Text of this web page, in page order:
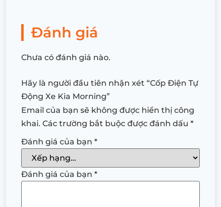
Đánh giá
Chưa có đánh giá nào.
Hãy là người đầu tiên nhận xét “Cốp Điện Tự
Động Xe Kia Morning”
Email của bạn sẽ không được hiển thị công
khai. Các trường bắt buộc được đánh dấu *
Đánh giá của bạn *
Đánh giá của bạn *